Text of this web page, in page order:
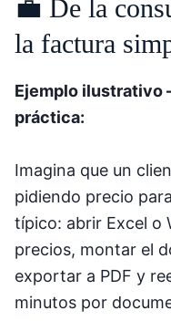
💼 De la
la factura
Ejemplo ilustrativo
práctica:
Imagina que un
pidiendo precio
típico: abrir Excel o
precios, montar el
exportar a PDF y
minutos por